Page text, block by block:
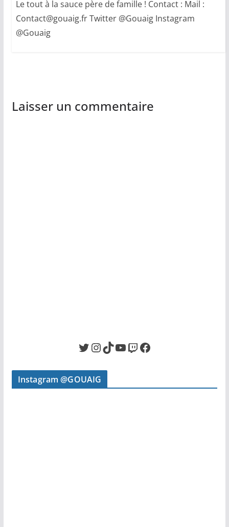
Le tout à la sauce père de famille ! Contact : Mail :
Contact@gouaig.fr Twitter @Gouaig Instagram
@Gouaig
Laisser un commentaire
Twitter InstagramTikTok YouTube Twitch Facebook
Instagram @GOUAIG